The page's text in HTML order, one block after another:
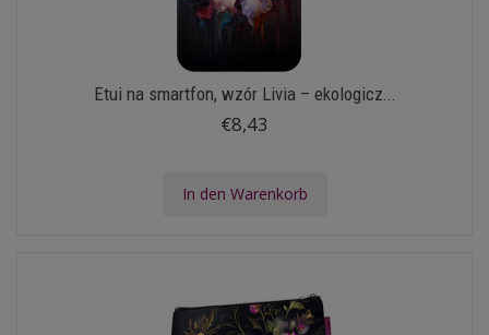
Etui na smartfon, wzór Livia – ekologicz...
€8,43
In den Warenkorb